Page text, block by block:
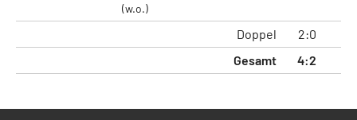
(w.o.)
Doppel 2:0
Gesamt
4:2